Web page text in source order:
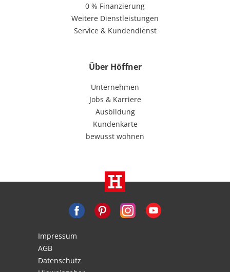
0 % Finanzierung
Weitere Dienstleistungen
Service & Kundendienst
Über Höffner
Unternehmen
Jobs & Karriere
Ausbildung
Kundenkarte
bewusst wohnen
Impressum
AGB
Datenschutz